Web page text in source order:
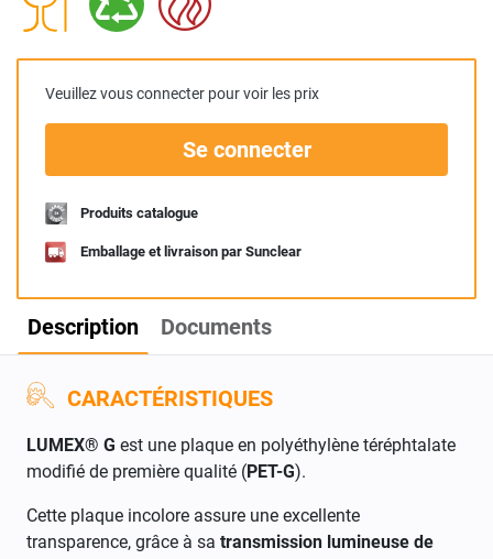
Veuillez vous connecter pour voir les prix
Se connecter
Produits catalogue
Emballage et livraison par Sunclear
Description Documents
CARACTÉRISTIQUES
LUMEX® G est une plaque en polyéthylène téréphtalate
modifié de première qualité (PET-G).
Cette plaque incolore assure une excellente
transparence, grâce à sa transmission lumineuse de